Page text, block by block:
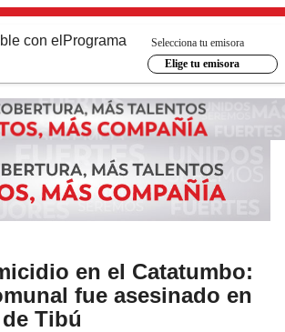
con el Programa
Selecciona tu emisora
Elige tu emisora
en el Catatumbo:
fue asesinado en
Tibú